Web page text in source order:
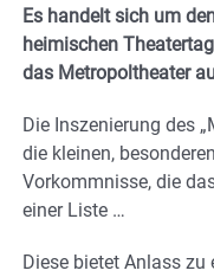
Es handelt sich um
heimischen
das Metropoltheater
Die Inszenierung des
die kleinen,
Vorkommnisse, die
einer Liste …
Diese bietet Anlass zu